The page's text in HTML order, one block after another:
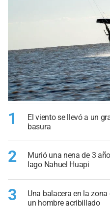
1
El viento se llevó a un
basura
2
Murió una nena de 3
lago Nahuel Huapi
3
Una balacera en la
un hombre acribillado